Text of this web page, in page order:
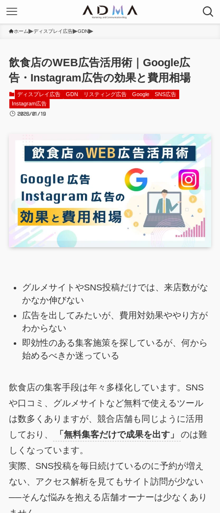
ホーム ディスプレイ広告 GDN
飲食店のWEB広告活用術｜Google広
告・Instagram広告の効果と費用相場
ディスプレイ広告 GDN リスティング広告 Google
SNS広告
Instagram広告
2026/01/19
グルメサイトやSNS投稿だけでは、来店数がな
かなか伸びない
広告を出してみたいが、費用対効果ややり方が
わからない
即効性のある集客施策を探しているが、何から
始めるべきか迷っている
飲食店の集客手段は年々多様化しています。SNS
や口コミ、グルメサイトなど無料で使えるツール
は数多くありますが、競合店舗も同じように活用
しており、
「無料集客だけで成果を出す」
のは難
しくなっています。
実際、SNS投稿を毎日続けているのに予約が増え
ない、アクセス解析を見てもサイト訪問が少ない
──そんな悩みを抱える店舗オーナーは少なくあり